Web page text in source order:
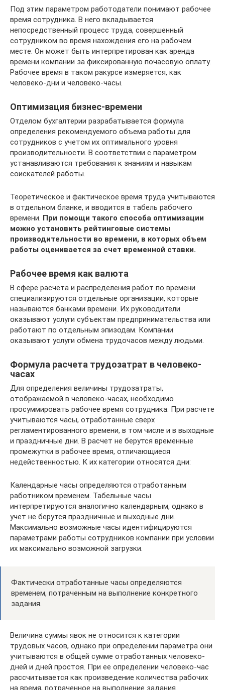
Под этим параметром работодатели понимают рабочее
время сотрудника. В него вкладывается
непосредственный процесс труда, совершенный
сотрудником во время нахождения его на рабочем
месте. Он может быть интерпретирован как аренда
времени компании за фиксированную почасовую оплату.
Рабочее время в таком ракурсе измеряется, как
человеко-дни и человеко-часы.
Оптимизация бизнес-времени
Отделом бухгалтерии разрабатывается формула
определения рекомендуемого объема работы для
сотрудников с учетом их оптимального уровня
производительности. В соответствии с параметром
устанавливаются требования к знаниям и навыкам
соискателей работы.
Теоретическое и фактическое время труда учитываются
в отдельном бланке, и вводится в табель рабочего
времени. При помощи такого способа оптимизации
можно установить рейтинговые системы
производительности во времени, в которых объем
работы оценивается за счет временной ставки.
Рабочее время как валюта
В сфере расчета и распределения работ по времени
специализируются отдельные организации, которые
называются банками времени. Их руководители
оказывают услуги субъектам предпринимательства или
работают по отдельным эпизодам. Компании
оказывают услуги обмена трудочасов между людьми.
Формула расчета трудозатрат в человеко-
часах
Для определения величины трудозатраты,
отображаемой в человеко-часах, необходимо
просуммировать рабочее время сотрудника. При расчете
учитываются часы, отработанные сверх
регламентированного времени, в том числе и в выходные
и праздничные дни. В расчет не берутся временные
промежутки в рабочее время, отличающиеся
недейственностью. К их категории относятся дни:
Календарные часы определяются отработанным
работником временем. Табельные часы
интерпретируются аналогично календарным, однако в
учет не берутся праздничные и выходные дни.
Максимально возможные часы идентифицируются
параметрами работы сотрудников компании при условии
их максимально возможной загрузки.
Фактически отработанные часы определяются
временем, потраченным на выполнение конкретного
задания.
Величина суммы явок не относится к категории
трудовых часов, однако при определении параметра они
учитываются в общей сумме отработанных человеко-
дней и дней простоя. При ее определении человеко-час
рассчитывается как произведение количества рабочих
на время, потраченное на выполнение задания.